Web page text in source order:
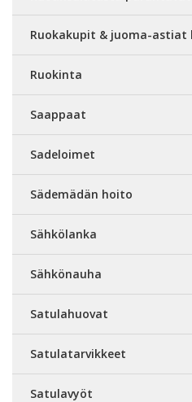
Ruokakupit & juoma-astiat
Ruokinta
Saappaat
Sadeloimet
Sädemädän hoito
Sähkölanka
Sähkönauha
Satulahuovat
Satulatarvikkeet
Satulavyöt